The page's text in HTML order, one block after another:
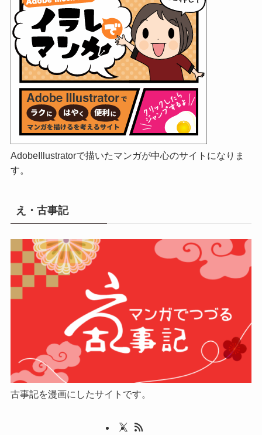
AdobeIllustratorで描いたマンガが中心のサイトになりま
す。
え・古事記
古事記を漫画にしたサイトです。